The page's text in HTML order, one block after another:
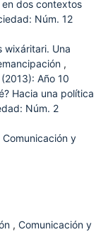
en dos contextos
Núm. 12
wixáritari. Una
,
Año 10
Hacia una política
Núm. 2
Comunicación y
, Comunicación y